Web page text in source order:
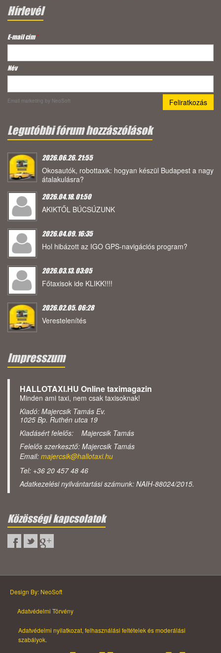
Hírlevél
E-mail cím*
Név
Email marketing by NeoSoft
Legutóbbi fórum hozzászólások
2026.06.26. 21:55
Okosautók, robottaxik: hogyan készül Budapest a nagy
átalakulásra?
2026.04.18. 01:50
AKIKTŐL BÚCSÚZUNK
2026.04.09. 16:35
Hol hibázott az IGO GPS-navigációs program?
2026.03.13. 03:05
Főtaxisok ide KLIKK!!!!
2026.02.05. 06:28
Verestelenítés
Impresszum
HALLOTAXI.HU Online taximagazin
Minden ami taxi, nem csak taxisoknak!
Kiadó: Majercsik Tamás Ev.
1025 Bp. Ruthén utca 19
Kiadásért felelős: Majercsik Tamás
Felelős szerkesztő: Majercsik Tamás
Email: majercsik@hallotaxi.hu
Tel: +36 20 457 48 46
Adatkezelési nyilvántartási számunk: NAIH-88024/2015.
Közösségi kapcsolatok
Design By: NeoSoft
Adatvédelmi Törvény
Adatvédelmi nyilatkozat, felhasználási feltételek és moderálási
szabályok.